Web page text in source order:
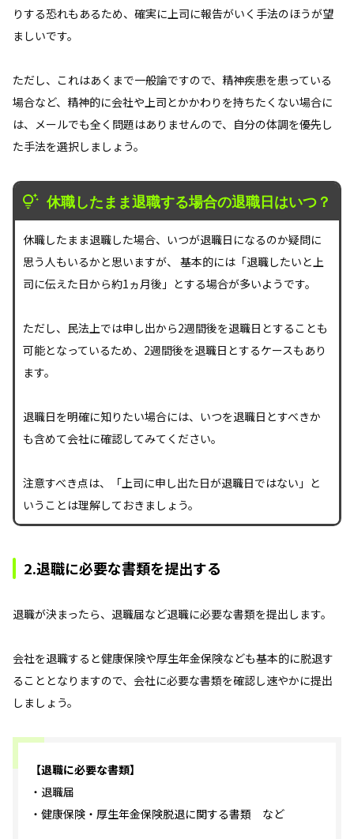
りする恐れもあるため、確実に上司に報告がいく手法のほうが望
ましいです。
ただし、これはあくまで一般論ですので、精神疾患を患っている
場合など、精神的に会社や上司とかかわりを持ちたくない場合に
は、メールでも全く問題はありませんので、自分の体調を優先し
た手法を選択しましょう。
休職したまま退職する場合の退職日はいつ？
休職したまま退職した場合、いつが退職日になるのか疑問に
思う人もいるかと思いますが、 基本的には「退職したいと上
司に伝えた日から約1ヵ月後」とする場合が多いようです。
ただし、民法上では申し出から2週間後を退職日とすることも
可能となっているため、2週間後を退職日とするケースもあり
ます。
退職日を明確に知りたい場合には、いつを退職日とすべきか
も含めて会社に確認してみてください。
注意すべき点は、「上司に申し出た日が退職日ではない」と
いうことは理解しておきましょう。
2.退職に必要な書類を提出する
退職が決まったら、退職届など退職に必要な書類を提出します。
会社を退職すると健康保険や厚生年金保険なども基本的に脱退す
ることとなりますので、会社に必要な書類を確認し速やかに提出
しましょう。
【退職に必要な書類】
・退職届
・健康保険・厚生年金保険脱退に関する書類 など